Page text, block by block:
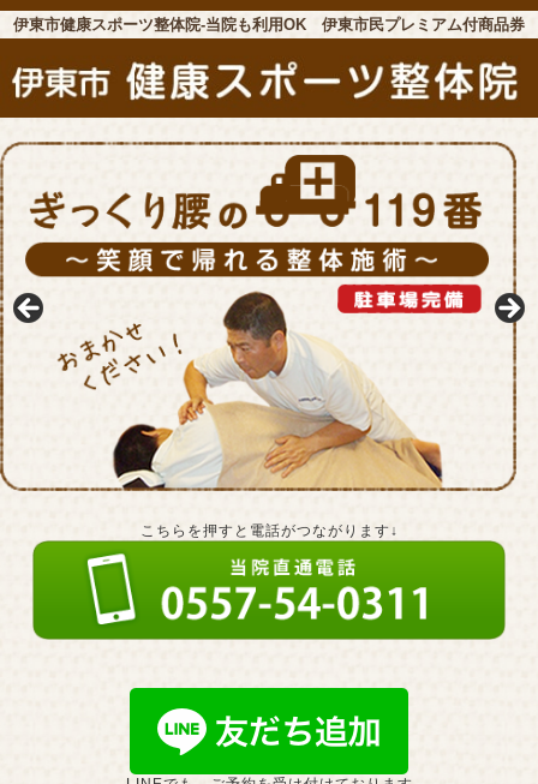
伊東市健康スポーツ整体院-当院も利用OK 伊東市民プレミアム付商品券
こちらを押すと電話がつながります↓